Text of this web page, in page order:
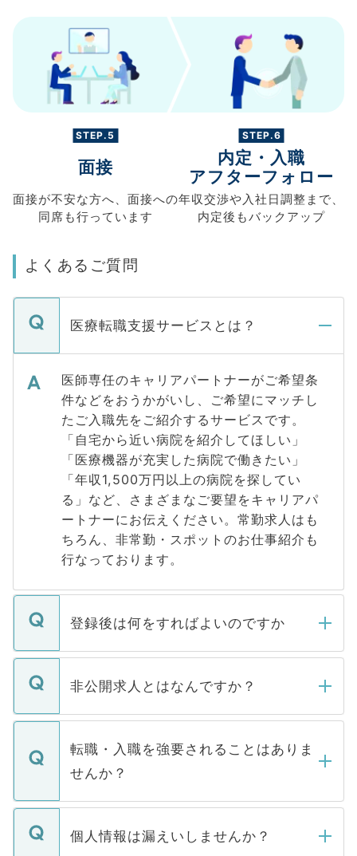
STEP.5
面接
面接が不安な方へ、 面接への
同席も行っています
STEP.6
内定・入職
アフターフォロー
年収交渉や入社日調整まで、
内定後もバックアップ
よくあるご質問
医療転職支援サービスとは？
医師専任のキャリアパートナーがご希望条
件などをおうかがいし、ご希望にマッチし
たご入職先をご紹介するサービスです。
「自宅から近い病院を紹介してほしい」
「医療機器が充実した病院で働きたい」
「年収1,500万円以上の病院を探してい
る」など、さまざまなご要望をキャリアパ
ートナーにお伝えください。常勤求人はも
ちろん、非常勤・スポットのお仕事紹介も
行なっております。
登録後は何をすればよいのですか
ご登録いただきましたら、弊社担当者がご
登録内容を確認し、その後メールもしくは
ます。通常、5営業日以内にはご連絡をせて
いただきますので、しばらくお待ちくださ
非公開求人とはなんですか？
マイナビDOCTORで取り扱っている求人の
うち約3割は、Webサイトからご覧いただ
けない「非公開求人」です。非公開求人は
下記の理由によって、一般には公開してい
ません。
■応募殺到を避けるため 人気のある医療機
転職・入職を強要されることはありま
せんか？
転職・入職を強要することは一切ありませ
ん。また、仮に応募先から内定をいただい
個人情報は漏えいしませんか？